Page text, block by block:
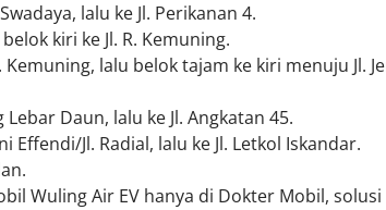
lalu ke Jl. Perikanan 4.
kiri ke Jl. R. Kemuning.
lalu belok tajam ke kiri menuju Jl.
Daun, lalu ke Jl. Angkatan 45.
Effendi/Jl. Radial, lalu ke Jl. Letkol Iskandar.
Wuling Air EV hanya di Dokter Mobil,